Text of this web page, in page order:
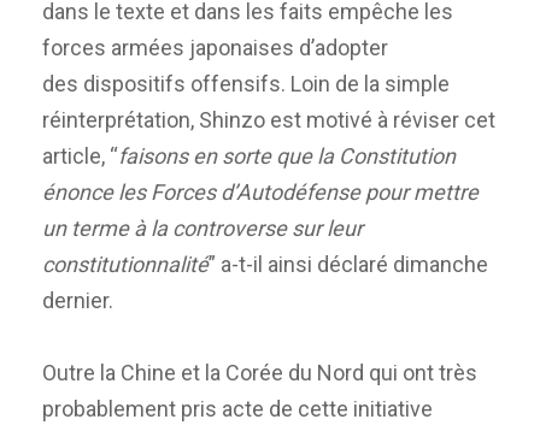
dans le texte et dans les faits empêche les
forces armées japonaises d’adopter
des dispositifs offensifs. Loin de la simple
réinterprétation, Shinzo est motivé à réviser cet
article, “faisons en sorte que la Constitution
énonce les Forces d’Autodéfense pour mettre
un terme à la controverse sur leur
constitutionnalité” a-t-il ainsi déclaré dimanche
dernier.
Outre la Chine et la Corée du Nord qui ont très
probablement pris acte de cette initiative